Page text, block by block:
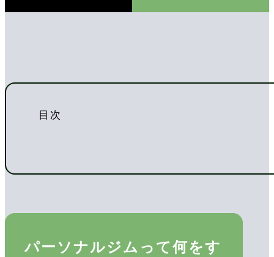
目次
パーソナルジムって何をす